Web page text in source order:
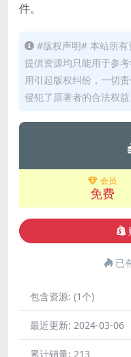
件。
#版权声明# 本站所
提供资源均只能用于参
用引起版权纠纷，一切
侵犯了原著者的合法权
会员
免费
已
包含资源: (1个)
最近更新: 2024-03-06
累计销量: 213